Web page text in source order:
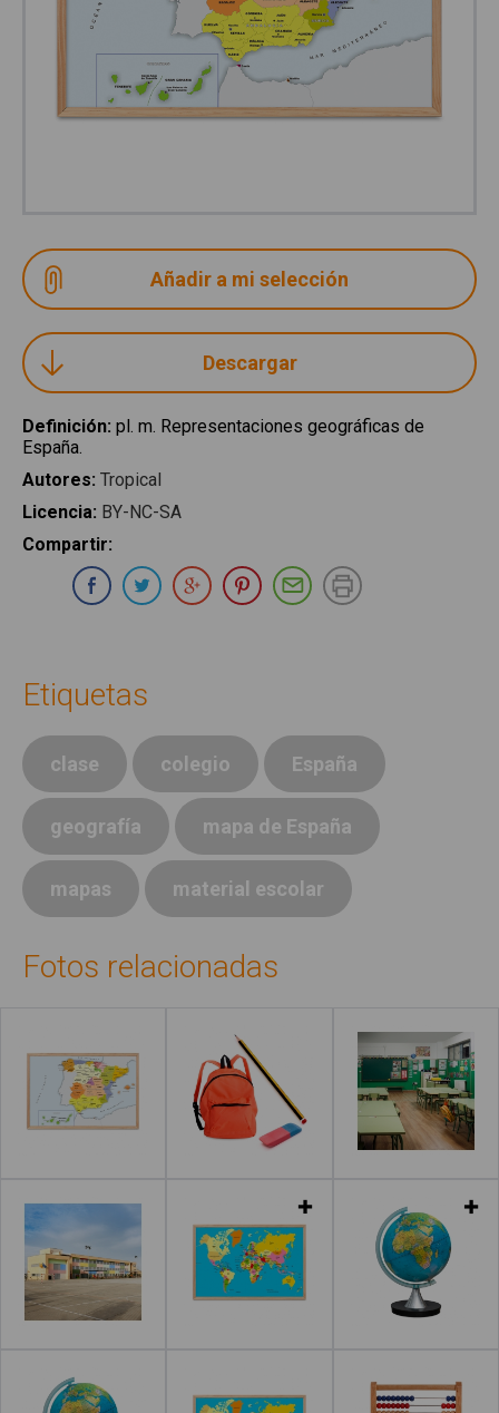
Descargar
Definición: pl. m. Representaciones geográficas de
España.
Autores: Tropical
Licencia: BY-NC-SA
Compartir:
Compartir en Whatsapp
Compartir en Facebook
Compartir en Twitter
Compartir en Google Plus
Compartir en Pinterest
Compartir por E-
Etiquetas
clase colegio España
geografía mapa de España
mapas material escolar
Fotos relacionadas